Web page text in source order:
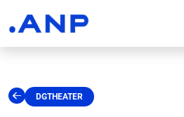
DGTHEATER